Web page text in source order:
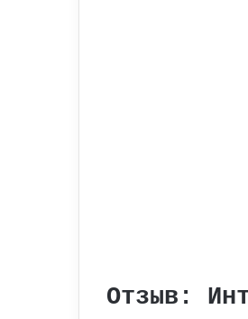
Отзыв: